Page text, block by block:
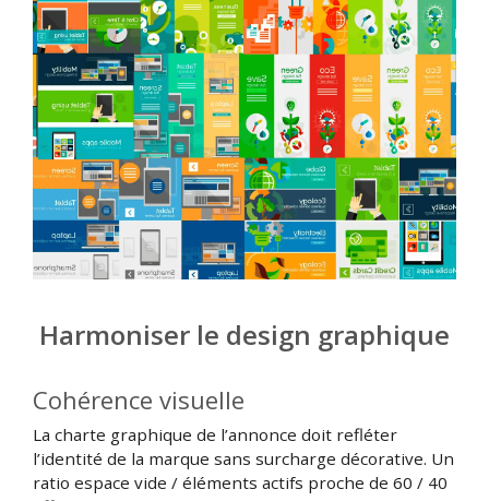
Harmoniser le design graphique
Cohérence visuelle
La charte graphique de l’annonce doit refléter
l’identité de la marque sans surcharge décorative. Un
ratio espace vide / éléments actifs proche de 60 / 40